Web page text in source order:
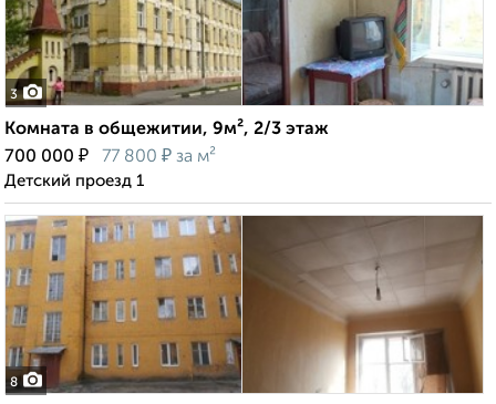
3
Комната в общежитии, 9м², 2/3 этаж
700 000 ₽ 77 800 ₽ за м²
Детский проезд 1
8